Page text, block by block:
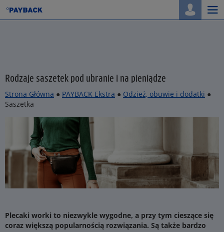
Rodzaje saszetek pod ubranie i na pieniądze
Strona Główna ● PAYBACK Ekstra ● Odzież, obuwie i dodatki ●
Saszetka
Plecaki worki to niezwykle wygodne, a przy tym cieszące się
coraz większą popularnością rozwiązania. Są także bardzo